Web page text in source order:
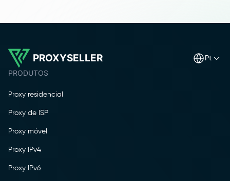
PROXYSELLER pt
PRODUTOS
Proxy residencial
Proxy de ISP
Proxy móvel
Proxy IPv4
Proxy IPv6